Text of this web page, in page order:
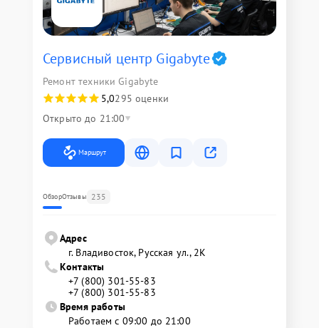
Сервисный центр Gigabyte
Ремонт техники Gigabyte
5,0295 оценки
Открыто до 21:00
Маршрут
ОбзорОтзывы 235
Адрес
г. Владивосток, Русская ул., 2К
Контакты
+7 (800) 301-55-83
+7 (800) 301-55-83
Время работы
Работаем с 09:00 до 21:00